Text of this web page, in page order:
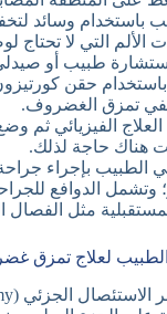
باستخدام وسائد
التي لا تحتاج
استشارة طبيب أو
حقن
تمزق الغضروف.
العلاج الفيزيائي
هناك حاجة لذلك.
بإجراء
الدوافع
مثل
الطبيب لعلاج تمزق